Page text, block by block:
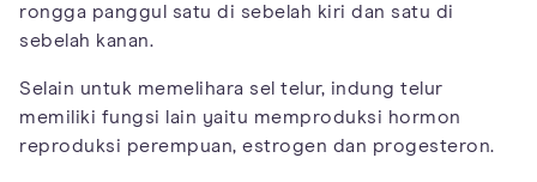
rongga panggul satu di sebelah kiri dan satu di
sebelah kanan.
Selain untuk memelihara sel telur, indung telur
memiliki fungsi lain yaitu memproduksi hormon
reproduksi perempuan, estrogen dan progesteron.